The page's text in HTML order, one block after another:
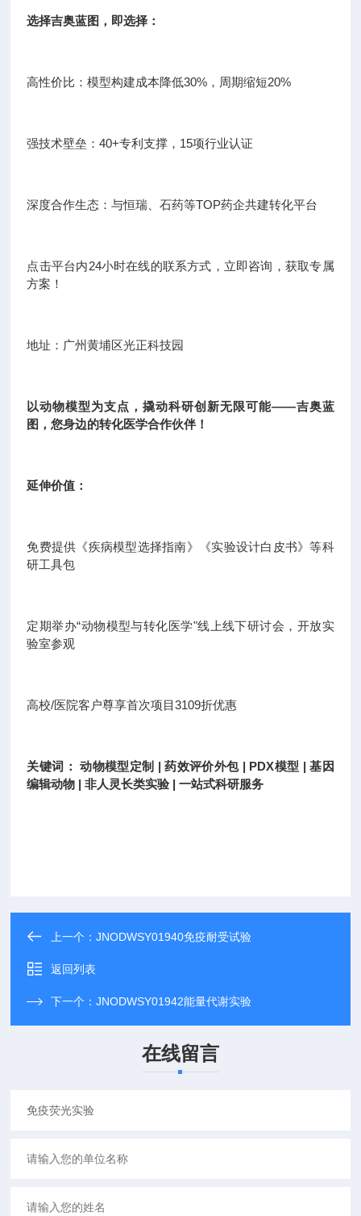
选择吉奥蓝图，即选择：
高性价比：模型构建成本降低30%，周期缩短20%
强技术壁垒：40+专利支撑，15项行业认证
深度合作生态：与恒瑞、石药等TOP药企共建转化平台
点击平台内24小时在线的联系方式，立即咨询，获取专属
方案！
地址：广州黄埔区光正科技园
以动物模型为支点，撬动科研创新无限可能——吉奥蓝
图，您身边的转化医学合作伙伴！
延伸价值：
免费提供《疾病模型选择指南》《实验设计白皮书》等科
研工具包
定期举办“动物模型与转化医学"线上线下研讨会，开放实
验室参观
高校/医院客户尊享首次项目3109折优惠
关键词： 动物模型定制 | 药效评价外包 | PDX模型 | 基因
编辑动物 | 非人灵长类实验 | 一站式科研服务
上一个：JNODWSY01940免疫耐受试验
返回列表
下一个：JNODWSY01942能量代谢实验
在线留言